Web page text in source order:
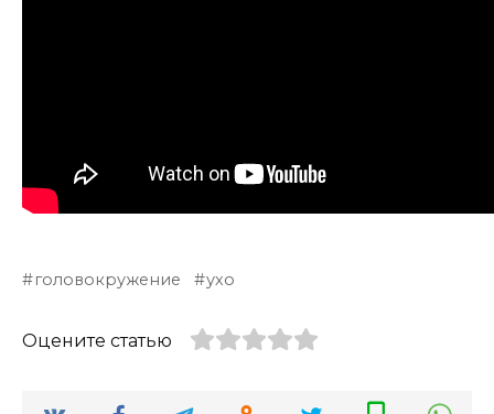
головокружение ухо
Оцените статью